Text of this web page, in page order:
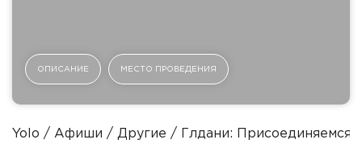
ОПИСАНИЕ МЕСТО ПРОВЕДЕНИЯ
Yolo Афиши Другие Глдани: